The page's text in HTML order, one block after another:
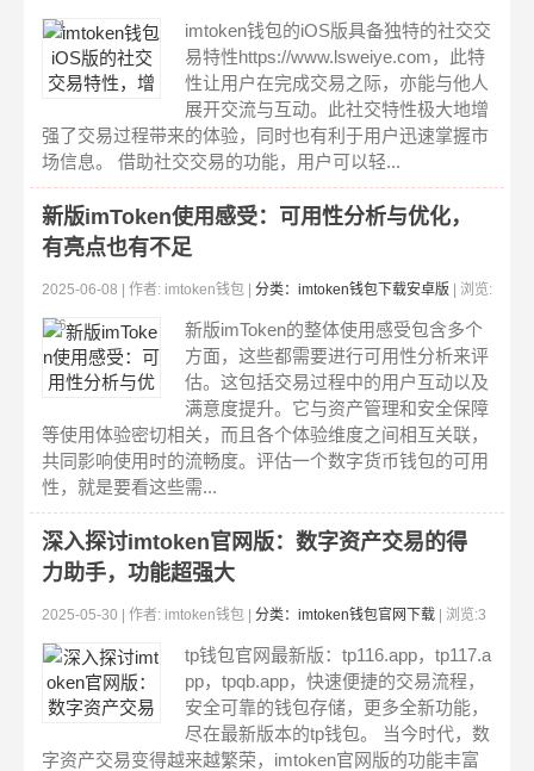
351
imtoken钱包的iOS版具备独特的社交交
易特性https://www.lsweiye.com，此特
性让用户在完成交易之际，亦能与他人
展开交流与互动。此社交特性极大地增
强了交易过程带来的体验，同时也有利于用户迅速掌握市
场信息。 借助社交交易的功能，用户可以轻...
新版imToken使用感受：可用性分析与优化，
有亮点也有不足
2025-06-08 | 作者: imtoken钱包 | 分类：imtoken钱包下载安卓版 | 浏览:
316
新版imToken的整体使用感受包含多个
方面，这些都需要进行可用性分析来评
估。这包括交易过程中的用户互动以及
满意度提升。它与资产管理和安全保障
等使用体验密切相关，而且各个体验维度之间相互关联，
共同影响使用时的流畅度。评估一个数字货币钱包的可用
性，就是要看这些需...
深入探讨imtoken官网版：数字资产交易的得
力助手，功能超强大
2025-05-30 | 作者: imtoken钱包 | 分类：imtoken钱包官网下载 | 浏览:3
50
tp钱包官网最新版：tp116.app，tp117.a
pp，tpqb.app，快速便捷的交易流程，
安全可靠的钱包存储，更多全新功能，
尽在最新版本的tp钱包。 当今时代，数
字资产交易变得越来越繁荣，imtoken官网版的功能丰富